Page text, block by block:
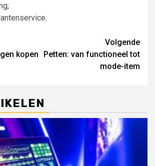
kopen
Volgende
Petten: van functioneel tot
mode-item